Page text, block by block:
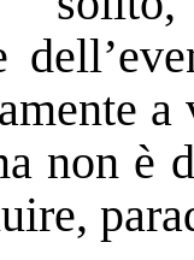
non è